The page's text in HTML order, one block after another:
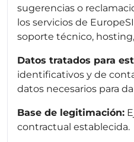
sugerencias o
los servicios de
soporte técnico,
Datos tratados para
identificativos y de
datos necesarios para
Base de legitimación:
contractual establecida.